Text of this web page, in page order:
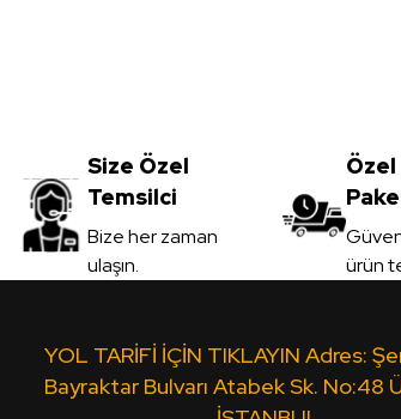
Gönder
3.670,00
KDV
Sipariş
U.Acr-403 Parlak
Size Özel
Temsilci
Bize her zaman
ulaşın.
Özel
ürün
YOL TARİFİ İÇİN TIKLAYIN Adres:
Bayraktar Bulvarı Atabek Sk. No:48